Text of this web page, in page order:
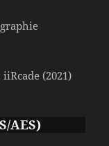
iiRcade (2021)
AES)